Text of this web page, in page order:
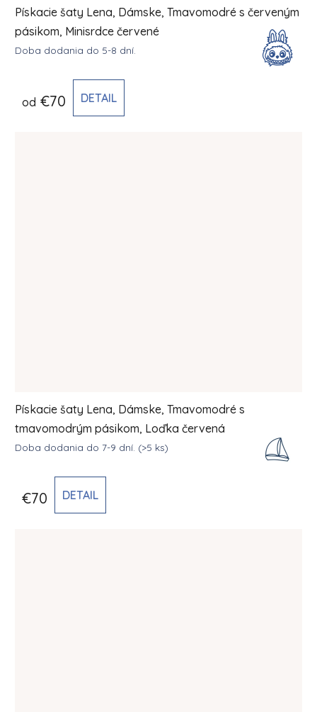
Pískacie šaty Lena, Dámske, Tmavomodré s červeným
pásikom, Minisrdce červené
Doba dodania do 5-8 dní.
od €70 DETAIL
Pískacie šaty Lena, Dámske, Tmavomodré s
tmavomodrým pásikom, Loďka červená
Doba dodania do 7-9 dní. (>5 ks)
€70 DETAIL